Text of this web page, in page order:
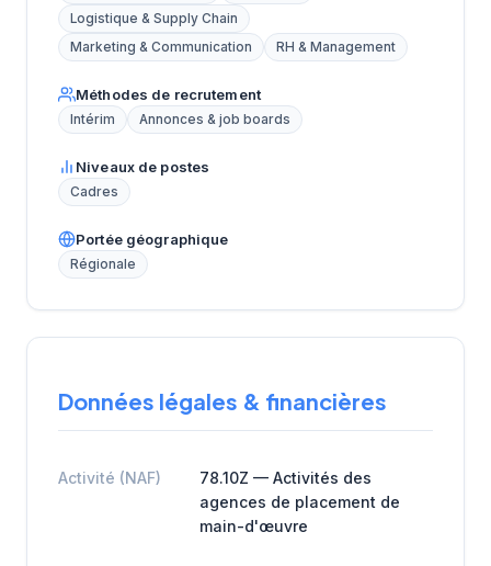
Logistique & Supply Chain
Marketing & Communication
RH & Management
Méthodes de recrutement
Intérim Annonces & job boards
Niveaux de postes
Cadres
Portée géographique
Régionale
Données légales & financières
Activité (NAF)
78.10Z — Activités des
agences de placement de
main-d'œuvre